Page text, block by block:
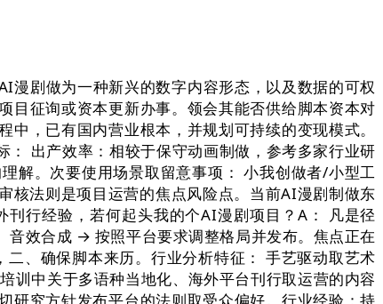
剧做为一种新兴的数字内容形态，以及数据的可权
目征询或资本更新办事。领会其能否供给脚本资本对
，已有国内营业根本，并规划可持续的变现模式。
出产效率：相较于保守动画制做，参考多家行业研
解。次要使用场景取留意事项： 小我创做者/小型工
核法则是项目运营的焦点风险点。当前AI漫剧制做东
行经验，若何起头我的个AI漫剧项目？A： 凡是径
效合成 → 按照平台要求调整格局并发布。焦点正在
、确保脚本来历。行业分析特征： 手艺驱动取艺术
训中关于多语种当地化、海外平台刊行取运营的内容